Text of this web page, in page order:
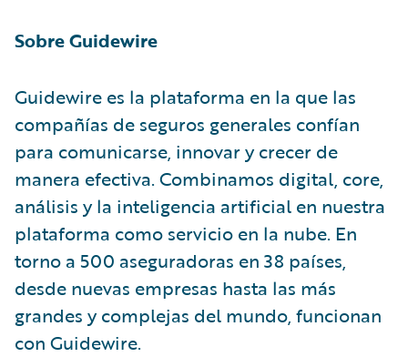
Sobre Guidewire
Guidewire es la plataforma en la que las
compañías de seguros generales confían
para comunicarse, innovar y crecer de
manera efectiva. Combinamos digital, core,
análisis y la inteligencia artificial en nuestra
plataforma como servicio en la nube. En
torno a 500 aseguradoras en 38 países,
desde nuevas empresas hasta las más
grandes y complejas del mundo, funcionan
con Guidewire.